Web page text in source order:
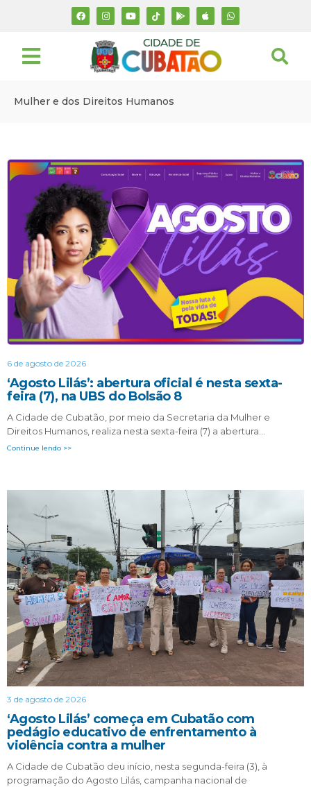
Mulher e dos Direitos Humanos
6 de agosto de 2026
‘Agosto Lilás’: abertura oficial é nesta sexta-
feira (7), na UBS do Bolsão 8
A Cidade de Cubatão, por meio da Secretaria da Mulher e
Direitos Humanos, realiza nesta sexta-feira (7) a abertura…
Continue lendo >>
3 de agosto de 2026
‘Agosto Lilás’ começa em Cubatão com
pedágio educativo de enfrentamento à
violência contra a mulher
A Cidade de Cubatão deu início, nesta segunda-feira (3), à
programação do Agosto Lilás, campanha nacional de